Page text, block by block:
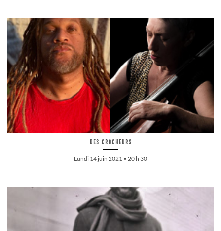
Des crocheurs
Lundi 14 juin 2021 • 20 h 30